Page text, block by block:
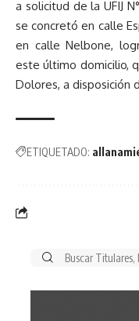
a solicitud de la UFIJ
se concretó en calle
en calle Nelbone,
este último domicilio,
Dolores, a disposición
ETIQUETADO:
Buscar